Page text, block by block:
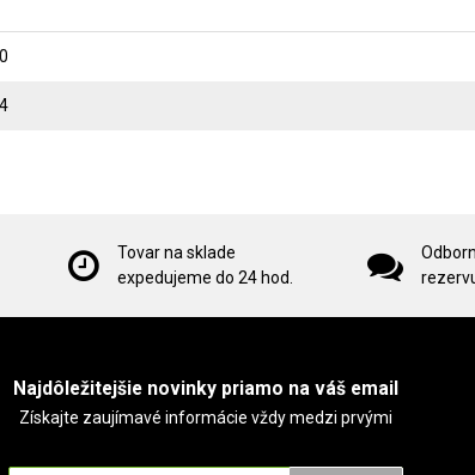
Tovar na sklade
expedujeme do 24 hod.
Najdôležitejšie novinky priamo na váš email
Získajte zaujímavé informácie vždy medzi prvými